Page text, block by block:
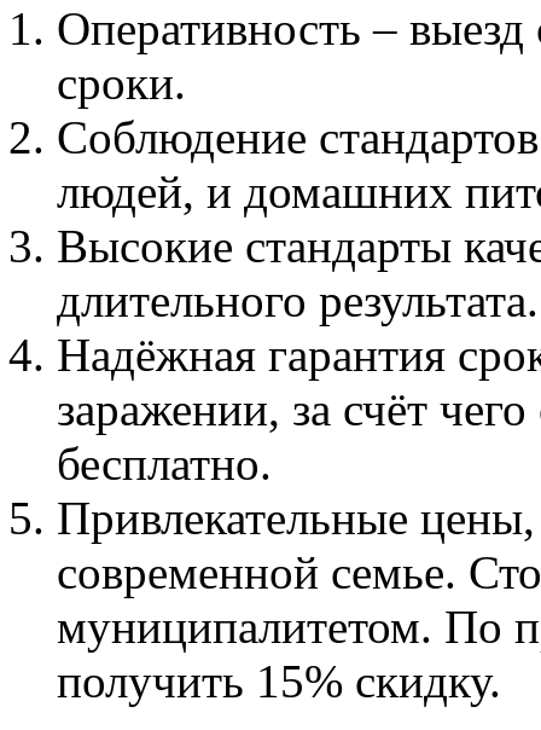
Оперативность –
сроки.
Соблюдение
людей, и домашних
Высокие стандарты
длительного результата.
Надёжная гарантия
заражении, за счёт
бесплатно.
Привлекательные
современной семье.
муниципалитетом. По
получить 15% скидку.